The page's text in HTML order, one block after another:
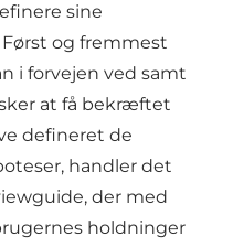
sine
og fremmest
i forvejen ved samt
at få bekræftet
defineret de
handler det
der med
holdninger